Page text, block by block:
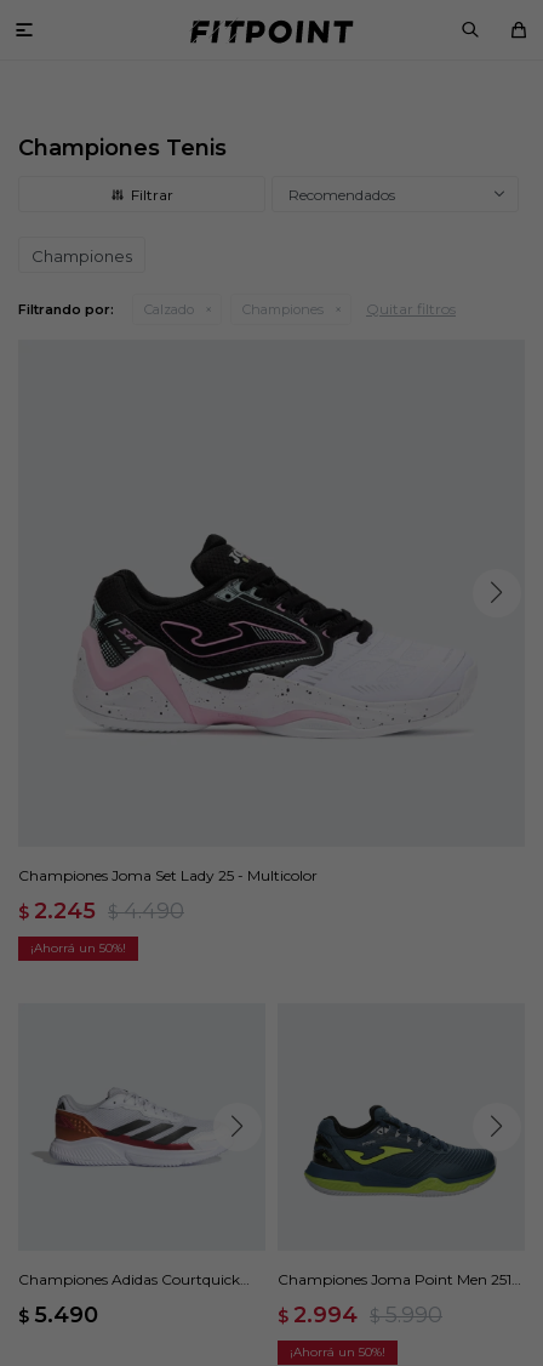

Championes Tenis
Recomendados
Championes
Filtrando por: Calzado Championes Quitar filtros
Championes Joma Set Lady 25 - Multicolor
$ 2.245 $ 4.490
50
Championes Adidas Courtquick
$ 5.490
Championes Joma Point Men 2517
$ 2.994 $ 5.990
50